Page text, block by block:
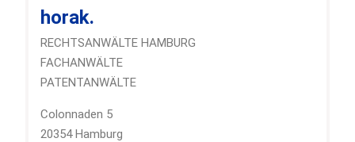
horak.
RECHTSANWÄLTE HAMBURG
FACHANWÄLTE
PATENTANWÄLTE
Colonnaden 5
20354 Hamburg